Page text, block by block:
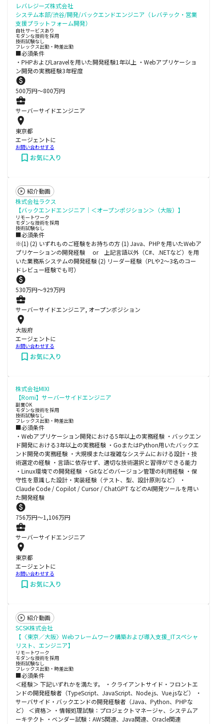
レバレジーズ株式会社
システム本部/渋谷/開発/バックエンドエンジニア（レバテック・営業
支援プラットフォーム開発）
自社サービスあり
モダンな技術を採用
技術試験なし
フレックス出勤・時差出勤
■必須条件
・PHPおよびLaravelを用いた開発経験1年以上 ・Webアプリケーショ
ン開発の実務経験3年程度
500万円〜800万円
サーバーサイドエンジニア
東京都
エージェントに
お問い合わせする
お気に入り
紹介動画
株式会社ラクス
【バックエンドエンジニア｜＜オープンポジション＞（大阪）】
リモートワーク
モダンな技術を採用
技術試験なし
■必須条件
※(1) (2) いずれものご経験をお持ちの方 (1) Java、PHPを用いたWebア
プリケーションの開発経験 or 上記言語以外（C#、.NETなど）を用
いた業務系システムの開発経験 (2) リーダー経験（PLや2～3名のコー
ドレビュー経験でも可）
530万円〜929万円
サーバーサイドエンジニア, オープンポジション
大阪府
エージェントに
お問い合わせする
お気に入り
株式会社MIXI
【Romi】サーバーサイドエンジニア
副業OK
モダンな技術を採用
技術試験なし
フレックス出勤・時差出勤
■必須条件
・Webアプリケーション開発における5年以上の実務経験 ・バックエン
ド開発における3年以上の実務経験 ・GoまたはPython用いたバックエ
ンド開発の実務経験 ・大規模または複雑なシステムにおける設計・技
術選定の経験 ・言語に依存せず、適切な技術選択と習得ができる能力
・Linux環境での開発経験 ・Gitなどのバージョン管理の利用経験 ・保
守性を意識した設計・実装経験（テスト、型、設計原則など） ・
Claude Code / Copilot / Cursor / ChatGPT などのAI開発ツールを用い
た開発経験
756万円〜1,106万円
サーバーサイドエンジニア
東京都
エージェントに
お問い合わせする
お気に入り
紹介動画
SCSK株式会社
【〈東京／大阪〉Webフレームワーク構築および導入支援_ITスペシャ
リスト、エンジニア】
リモートワーク
モダンな技術を採用
技術試験なし
フレックス出勤・時差出勤
■必須条件
＜経験＞ 下記いずれかを満たす。 ・クライアントサイド・フロントエ
ンドの開発経験者（TypeScript、JavaScript、Node.js、Vue.jsなど） ・
サーバサイド・バックエンドの開発経験者（Java、Python、PHPな
ど） ＜資格＞ ・情報処理試験：プロジェクトマネージャ、システムア
ーキテクト ・ベンダー試験：AWS関連、Java関連、Oracle関連